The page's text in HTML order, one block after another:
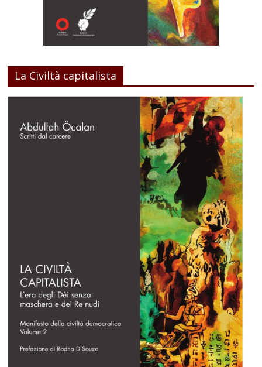
La Civiltà capitalista